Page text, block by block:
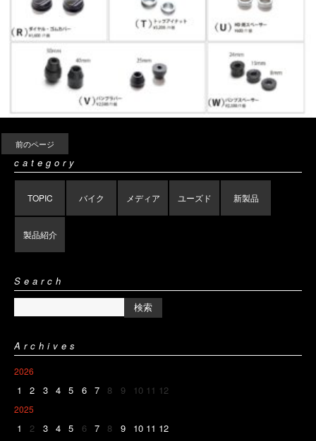
前のページ
category
TOPIC バイク メディア ユーズド 新製品
製品紹介
Search
Archives
2026
1 2 3 4 5 6 7 8 9 10 11 12
2025
1 2 3 4 5 6 7 8 9 10 11 12